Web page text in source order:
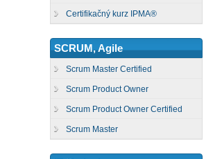
Certifikačný kurz IPMA®
SCRUM, Agile
Scrum Master Certified
Scrum Product Owner
Scrum Product Owner Certified
Scrum Master